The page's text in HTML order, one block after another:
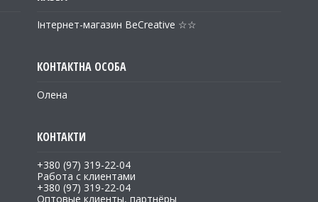
Інтернет-магазин BeCreative ☆☆
Олена
+380 (97) 319-22-04
Работа с клиентами
+380 (97) 319-22-04
Оптовые клиенты, партнёры